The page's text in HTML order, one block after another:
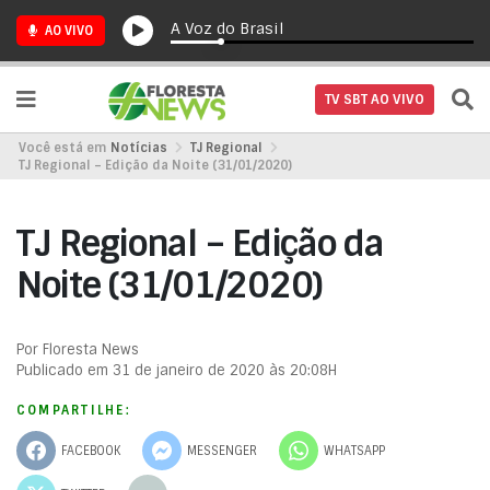
AO VIVO A Voz do Brasil
TV SBT AO VIVO
Você está em Notícias
TJ Regional
TJ Regional – Edição da Noite (31/01/2020)
TJ Regional – Edição da
Noite (31/01/2020)
Por Floresta News
Publicado em 31 de janeiro de 2020 às 20:08H
COMPARTILHE:
FACEBOOK MESSENGER WHATSAPP